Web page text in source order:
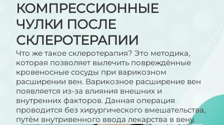
КОМПРЕССИОННЫЕ
ЧУЛКИ ПОСЛЕ
СКЛЕРОТЕРАПИИ
Что же такое склеротерапия? Это методика,
которая позволяет вылечить повреждённые
кровеносные сосуды при варикозном
расширении вен. Варикозное расширение вен
появляется из-за влияния внешних и
внутренних факторов. Данная операция
проводится без хирургического вмешательства,
путём внутривенного ввода лекарства в вену.